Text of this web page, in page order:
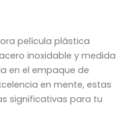
película plástica
inoxidable y medida
en el empaque de
en mente, estas
significativas para tu